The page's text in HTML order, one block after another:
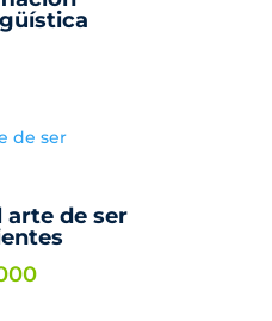
arte de ser